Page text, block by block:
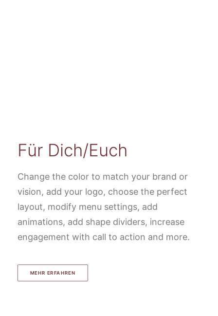
Für Dich/Euch
Change the color to match your brand or
vision, add your logo, choose the perfect
layout, modify menu settings, add
animations, add shape dividers, increase
engagement with call to action and more.
MEHR ERFAHREN